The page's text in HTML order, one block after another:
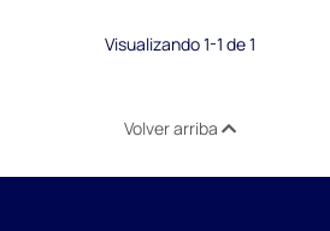
Visualizando 1-1 de 1
Volver arriba